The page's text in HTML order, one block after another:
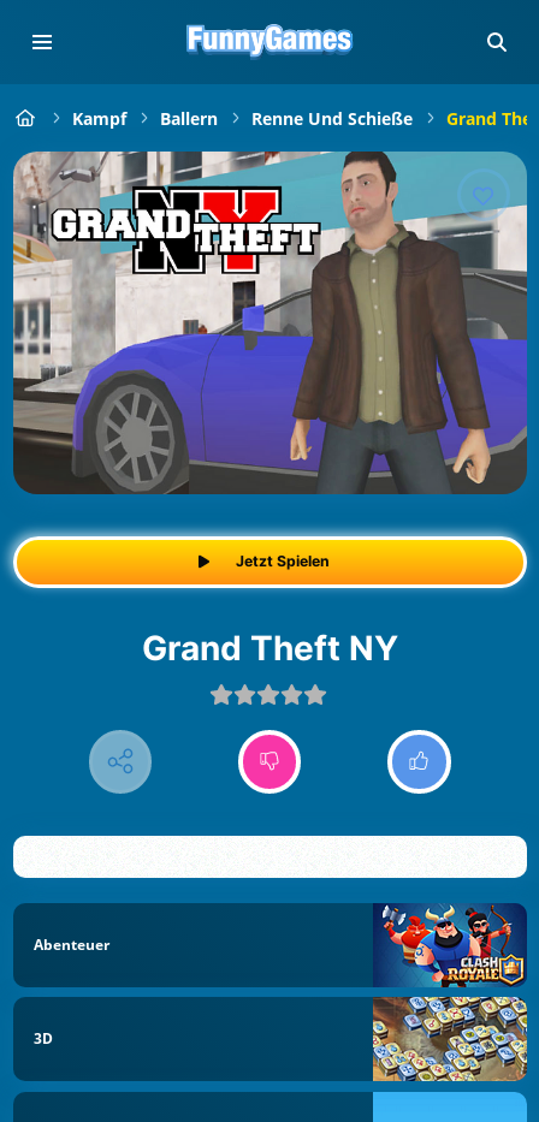
Kampf Ballern Renne Und Schieße Grand
Jetzt Spielen
Grand Theft NY
Abenteuer
3D